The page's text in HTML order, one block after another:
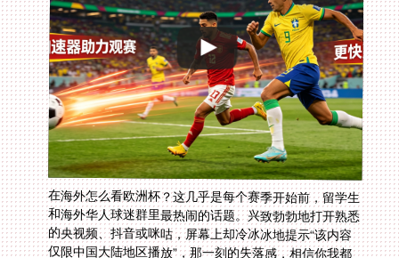
在海外怎么看欧洲杯？这几乎是每个赛季开始前，留学生
和海外华人球迷群里最热闹的话题。兴致勃勃地打开熟悉
的央视频、抖音或咪咕，屏幕上却冷冰冰地提示“该内容
仅限中国大陆地区播放”，那一刻的失落感，相信你我都
有体会。地区版权限制就像一道无形的墙，将我们与熟悉
的中文解说、热络的赛事氛围隔开。别急，这道墙并非不
可逾越。选择一款靠谱的回国加速器，正是解决所有痛点
的关键。这篇文章，就将为你一步步拆解，如何利用专业
工具，重新连接国内直播平台，畅享无阻的中文赛事盛